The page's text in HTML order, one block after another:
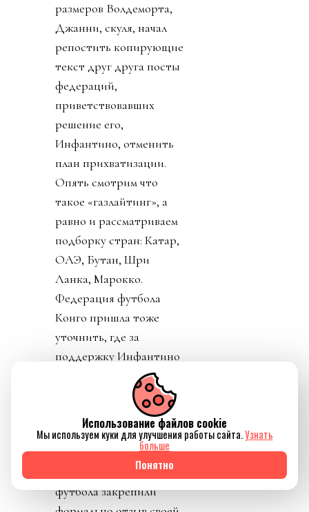
размеров Волдеморта,
Джанни, скуля, начал
репостить копирующие
текст друг друга посты
федераций,
приветствовавших
решение его,
Инфантино, отменить
план прихватизации.
Опять смотрим что
такое «газлайтинг», а
равно и рассматриваем
подборку стран: Катар,
ОАЭ, Бутан, Шри
Ланка, Марокко.
Федерация футбола
Конго пришла тоже
уточнить, где за
поддержку Инфантино
им выдадут их взятку и
поблагодарить лично
товарища Инфантино за
развитие конголезского
футбола. Английская и
Валлийская ассоциации
футбола закрепили
Использование файлов cookie
Мы используем куки для улучшения работы сайта.Узнать
больше
Понятно